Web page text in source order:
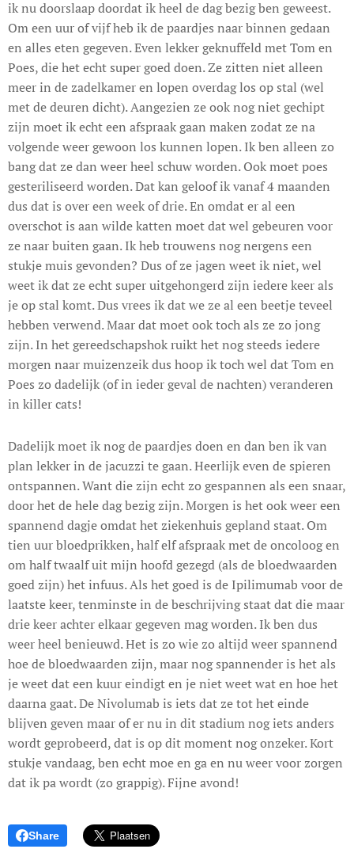
ik nu doorslaap doordat ik heel de dag bezig ben geweest.
Om een uur of vijf heb ik de paardjes naar binnen gedaan
en alles eten gegeven. Even lekker geknuffeld met Tom en
Poes, die het echt super goed doen. Ze zitten niet alleen
meer in de zadelkamer en lopen overdag los op stal (wel
met de deuren dicht). Aangezien ze ook nog niet gechipt
zijn moet ik echt een afspraak gaan maken zodat ze na
volgende weer gewoon los kunnen lopen. Ik ben alleen zo
bang dat ze dan weer heel schuw worden. Ook moet poes
gesteriliseerd worden. Dat kan geloof ik vanaf 4 maanden
dus dat is over een week of drie. En omdat er al een
overschot is aan wilde katten moet dat wel gebeuren voor
ze naar buiten gaan. Ik heb trouwens nog nergens een
stukje muis gevonden? Dus of ze jagen weet ik niet, wel
weet ik dat ze echt super uitgehongerd zijn iedere keer als
je op stal komt. Dus vrees ik dat we ze al een beetje teveel
hebben verwend. Maar dat moet ook toch als ze zo jong
zijn. In het gereedschapshok ruikt het nog steeds iedere
morgen naar muizenzeik dus hoop ik toch wel dat Tom en
Poes zo dadelijk (of in ieder geval de nachten) veranderen
in killer cats!
Dadelijk moet ik nog de paardjes doen en dan ben ik van
plan lekker in de jacuzzi te gaan. Heerlijk even de spieren
ontspannen. Want die zijn echt zo gespannen als een snaar,
door het de hele dag bezig zijn. Morgen is het ook weer een
spannend dagje omdat het ziekenhuis gepland staat. Om
tien uur bloedprikken, half elf afspraak met de oncoloog en
om half twaalf uit mijn hoofd gezegd (als de bloedwaarden
goed zijn) het infuus. Als het goed is de Ipilimumab voor de
laatste keer, tenminste in de beschrijving staat dat die maar
drie keer achter elkaar gegeven mag worden. Ik ben dus
weer heel benieuwd. Het is zo wie zo altijd weer spannend
hoe de bloedwaarden zijn, maar nog spannender is het als
je weet dat een kuur eindigt en je niet weet wat en hoe het
daarna gaat. De Nivolumab is iets dat ze tot het einde
blijven geven maar of er nu in dit stadium nog iets anders
wordt geprobeerd, dat is op dit moment nog onzeker. Kort
stukje vandaag, ben echt moe en ga en nu weer voor zorgen
dat ik pa wordt (zo grappig). Fijne avond!
Share